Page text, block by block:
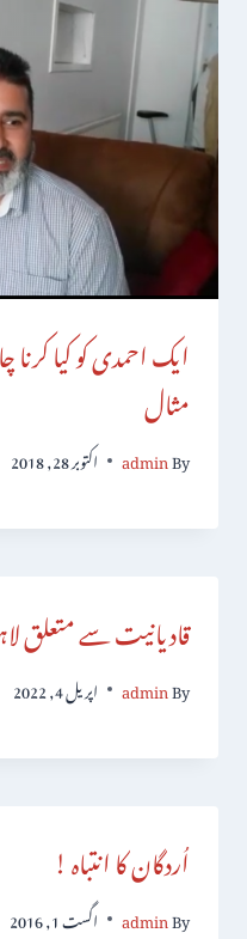
ایک احمدی کو کیا کرنا
مثال
By
admin اکتوبر 28, 2018
قادیانیت سے متعلق
By
admin اپریل 4, 2022
اُردگان کا انتباہ !
By
admin اگست 1, 2016